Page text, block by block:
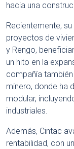
hacia una
Recientemente,
proyectos de
y Rengo,
un hito en la
compañía
minero, donde ha
modular,
industriales.
Además, Cintac
rentabilidad, con